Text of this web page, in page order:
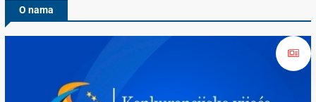
O nama